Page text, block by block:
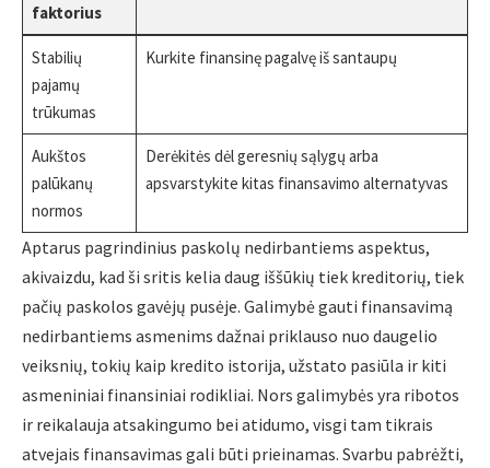
faktorius
Stabilių
pajamų
trūkumas
Kurkite finansinę pagalvę iš santaupų
Aukštos
palūkanų
normos
Derėkitės dėl geresnių sąlygų arba
apsvarstykite kitas finansavimo alternatyvas
Aptarus pagrindinius paskolų nedirbantiems aspektus,
akivaizdu, kad ši sritis kelia daug iššūkių tiek kreditorių, tiek
pačių paskolos gavėjų pusėje. Galimybė gauti finansavimą
nedirbantiems asmenims dažnai priklauso nuo daugelio
veiksnių, tokių kaip kredito istorija, užstato pasiūla ir kiti
asmeniniai finansiniai rodikliai. Nors galimybės yra ribotos
ir reikalauja atsakingumo bei atidumo, visgi tam tikrais
atvejais finansavimas gali būti prieinamas. Svarbu pabrėžti,